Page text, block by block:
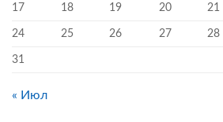
17 18 19 20 21
24 25 26 27 28
31
« Июл